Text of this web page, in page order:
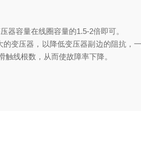
器容量在线圈容量的1.5-2倍即可。
变压器，以降低变压器副边的阻抗，
线根数，从而使故障率下降。